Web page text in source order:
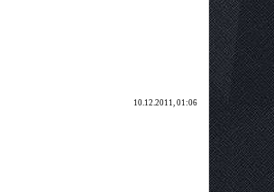
10.12.2011, 01:06